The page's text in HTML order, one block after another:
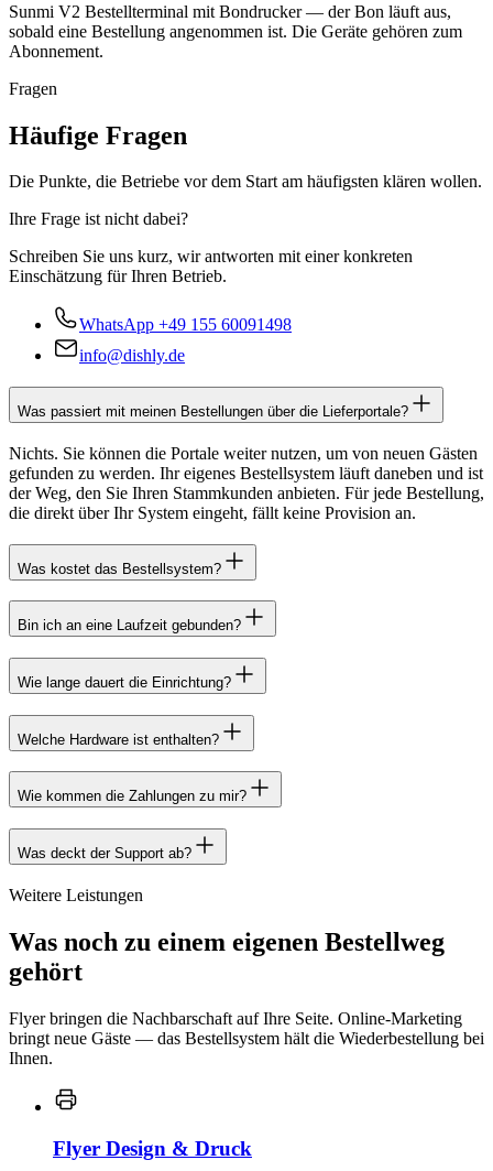
Sunmi V2 Bestellterminal mit Bondrucker — der Bon läuft aus,
sobald eine Bestellung angenommen ist. Die Geräte gehören zum
Abonnement.
Fragen
Häufige Fragen
Die Punkte, die Betriebe vor dem Start am häufigsten klären wollen.
Ihre Frage ist nicht dabei?
Schreiben Sie uns kurz, wir antworten mit einer konkreten
Einschätzung für Ihren Betrieb.
WhatsApp +49 155 60091498
info@dishly.de
Was passiert mit meinen Bestellungen über die Lieferportale?
Nichts. Sie können die Portale weiter nutzen, um von neuen Gästen
gefunden zu werden. Ihr eigenes Bestellsystem läuft daneben und ist
der Weg, den Sie Ihren Stammkunden anbieten. Für jede Bestellung,
die direkt über Ihr System eingeht, fällt keine Provision an.
Was kostet das Bestellsystem?
Bin ich an eine Laufzeit gebunden?
Wie lange dauert die Einrichtung?
Welche Hardware ist enthalten?
Wie kommen die Zahlungen zu mir?
Was deckt der Support ab?
Weitere Leistungen
Was noch zu einem eigenen Bestellweg
gehört
Flyer bringen die Nachbarschaft auf Ihre Seite. Online-Marketing
bringt neue Gäste — das Bestellsystem hält die Wiederbestellung bei
Ihnen.
Flyer Design & Druck